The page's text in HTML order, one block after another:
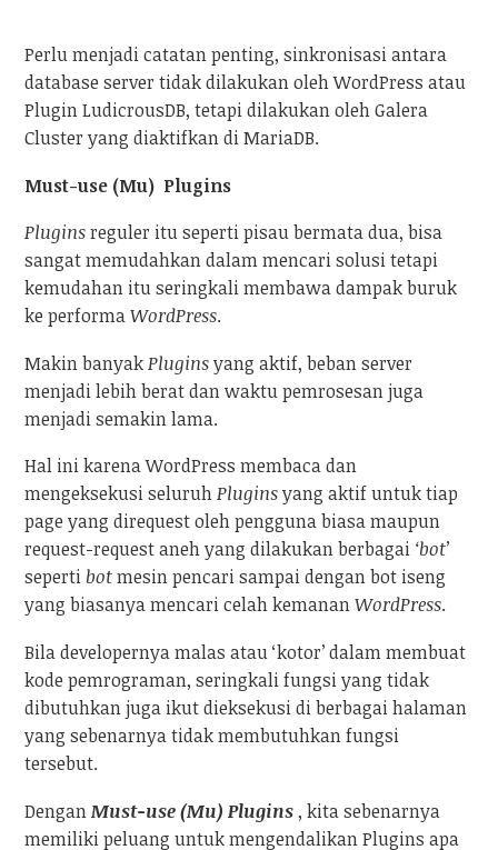
Perlu menjadi catatan penting, sinkronisasi antara
database server tidak dilakukan oleh WordPress atau
Plugin LudicrousDB, tetapi dilakukan oleh Galera
Cluster yang diaktifkan di MariaDB.
Must-use (Mu) Plugins
Pluginsreguler itu seperti pisau bermata dua, bisa
sangat memudahkan dalam mencari solusi tetapi
kemudahan itu seringkali membawa dampak buruk
ke performaWordPress.
Makin banyakPluginsyang aktif, beban server
menjadi lebih berat dan waktu pemrosesan juga
menjadi semakin lama.
Hal ini karena WordPress membaca dan
mengeksekusi seluruhPluginsyang aktif untuk tiap
page yang direquest oleh pengguna biasa maupun
request-request aneh yang dilakukan berbagai ‘bot’
seperti botmesin pencari sampai dengan bot iseng
yang biasanya mencari celah kemananWordPress.
Bila developernya malas atau ‘kotor’ dalam membuat
kode pemrograman, seringkali fungsi yang tidak
dibutuhkan juga ikut dieksekusi di berbagai halaman
yang sebenarnya tidak membutuhkan fungsi
tersebut.
DenganMust-use (Mu) Plugins, kita sebenarnya
memiliki peluang untuk mengendalikan Plugins apa